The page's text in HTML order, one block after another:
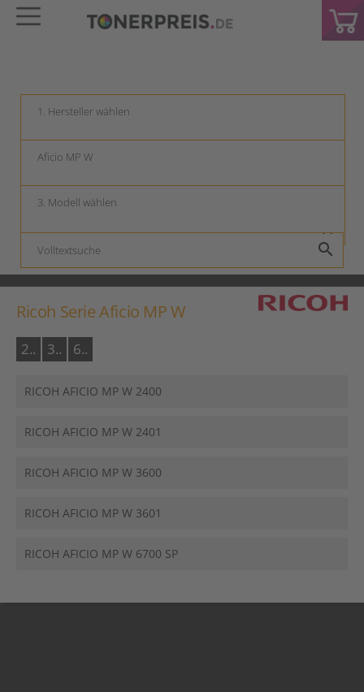
keyboard_arrow_down
keyboard_arrow_down
keyboard_arrow_down
search
Ricoh Serie Aficio MP W
2.. 3.. 6..
RICOH AFICIO MP W 2400
RICOH AFICIO MP W 2401
RICOH AFICIO MP W 3600
RICOH AFICIO MP W 3601
RICOH AFICIO MP W 6700 SP